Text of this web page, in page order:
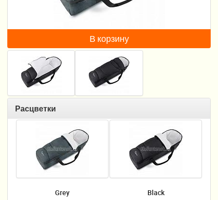
Качели, шезлонги
Манежи
Безопасность ребенка
Ходунки и прыгунки
Игры и развитие
Принадлежности для выписки
Сумки для мам и детей
Кенгуру и слинги
В корзину
Расцветки
Grey
Black